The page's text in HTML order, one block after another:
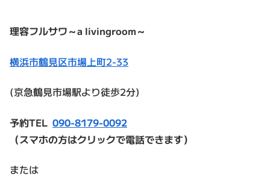
理容フルサワ～a livingroom～
横浜市鶴見区市場上町2-33
(京急鶴見市場駅より徒歩2分)
予約TEL 090-8179-0092
（スマホの方はクリックで電話できます）
または